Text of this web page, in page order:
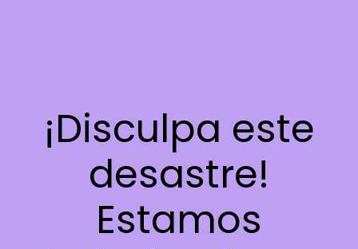
¡Disculpa este
desastre!
Estamos